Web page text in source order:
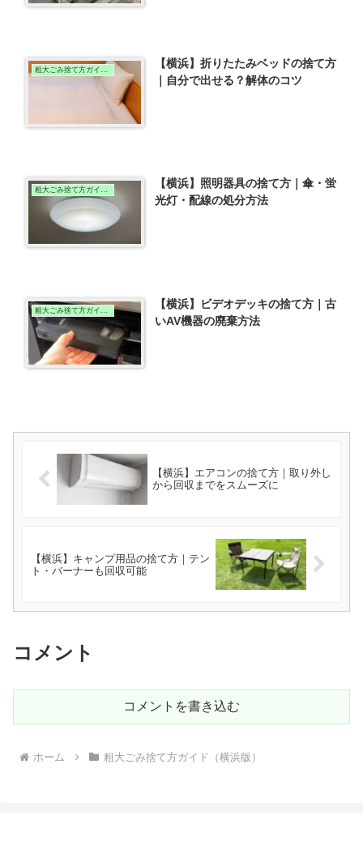
粗大ごみ捨て方ガイド（横浜版）
【横浜】折りたたみベッドの捨て方
｜自分で出せる？解体のコツ
粗大ごみ捨て方ガイド（横浜版）
【横浜】照明器具の捨て方｜傘・蛍
光灯・配線の処分方法
粗大ごみ捨て方ガイド（横浜版）
【横浜】ビデオデッキの捨て方｜古
いAV機器の廃棄方法
【横浜】エアコンの捨て方｜取り外し
から回収までをスムーズに
【横浜】キャンプ用品の捨て方｜テン
ト・バーナーも回収可能
コメント
コメントを書き込む
ホーム 粗大ごみ捨て方ガイド（横浜版）